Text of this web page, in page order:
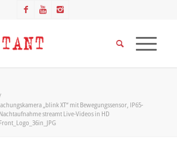
„blink XT“ mit Bewegungssensor, IP65-
streamt Live-Videos in HD